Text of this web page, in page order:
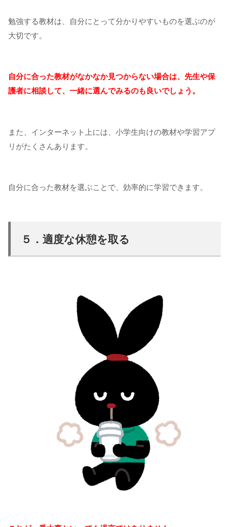
勉強する教材は、自分にとって分かりやすいものを選ぶのが
大切です。
自分に合った教材がなかなか見つからない場合は、先生や保
護者に相談して、一緒に選んでみるのも良いでしょう。
また、インターネット上には、小学生向けの教材や学習アプ
リがたくさんあります。
自分に合った教材を選ぶことで、効率的に学習できます。
５．適度な休憩を取る